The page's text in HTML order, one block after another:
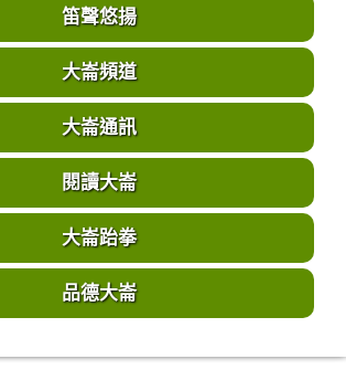
笛聲悠揚
大崙頻道
大崙通訊
閱讀大崙
大崙跆拳
品德大崙